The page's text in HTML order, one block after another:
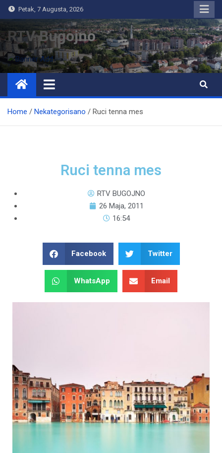
Petak, 7 Augusta, 2026
RTV Bugojno
Home Nekategorisano Ruci tenna mes
Ruci tenna mes
RTV BUGOJNO
26 Maja, 2011
16:54
Facebook Twitter
WhatsApp Email